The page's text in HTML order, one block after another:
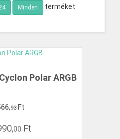
Minden terméket
Polar ARGB
,93 Ft
,00 Ft